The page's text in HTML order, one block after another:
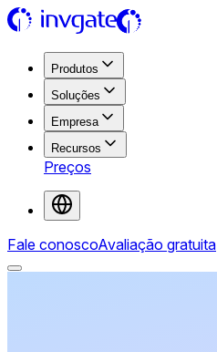
Produtos
Soluções
Empresa
Recursos
Preços
Fale conoscoAvaliação gratuita